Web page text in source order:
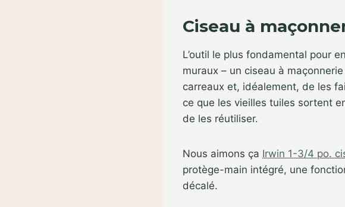
Ciseau à
L’outil le plus fondamental pour
muraux – un ciseau à
carreaux et, idéalement, de les
ce que les vieilles tuiles sortent
de les réutiliser.
Nous aimons ça Irwin 1-3/4 po.
protège-main intégré, une
décalé.